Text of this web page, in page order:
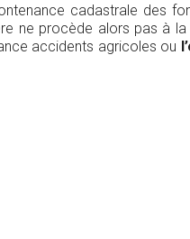
cadastrale des
ne procède alors pas à
accidents agricoles ou